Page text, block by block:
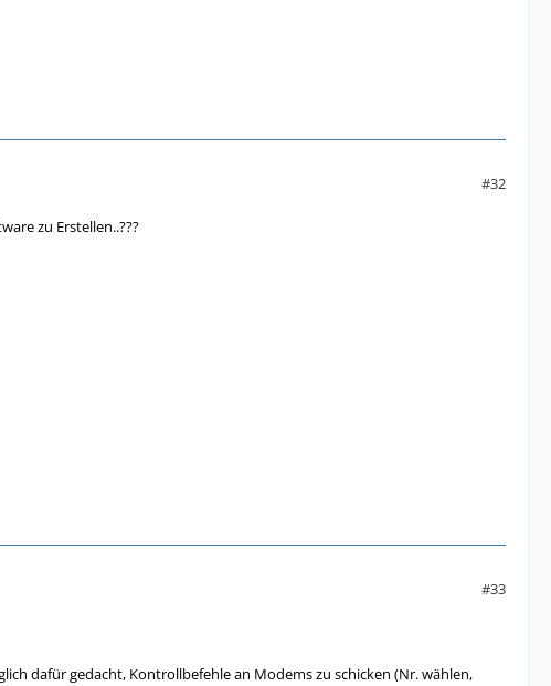
#32
zu Erstellen..???
#33
dafür gedacht, Kontrollbefehle an Modems zu schicken (Nr. wählen,